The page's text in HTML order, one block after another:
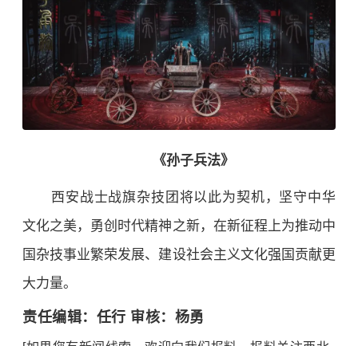
《孙子兵法》
西安战士战旗杂技团将以此为契机，坚守中华
文化之美，勇创时代精神之新，在新征程上为推动中
国杂技事业繁荣发展、建设社会主义文化强国贡献更
大力量。
责任编辑：任行 审核：杨勇